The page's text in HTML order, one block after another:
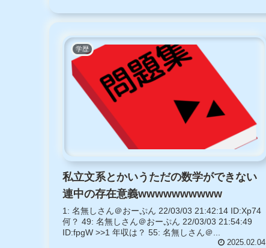
学歴
私立文系とかいうただの数学ができない
連中の存在意義wwwwwwwwww
1: 名無しさん＠おーぷん 22/03/03 21:42:14 ID:Xp74
何？ 49: 名無しさん＠おーぷん 22/03/03 21:54:49
ID:fpgW >>1 年収は？ 55: 名無しさん＠...
2025.02.04